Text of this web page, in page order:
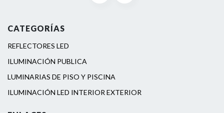
CATEGORÍAS
REFLECTORES LED
ILUMINACIÓN PUBLICA
LUMINARIAS DE PISO Y PISCINA
ILUMINACIÓN LED INTERIOR EXTERIOR